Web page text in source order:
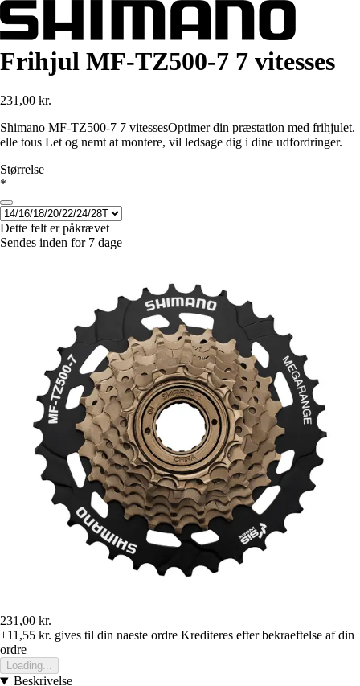
Frihjul MF-TZ500-7 7 vitesses
231,00 kr.
Shimano MF-TZ500-7 7 vitessesOptimer din præstation med frihjulet.
elle tous Let og nemt at montere, vil ledsage dig i dine udfordringer.
Størrelse
*
Dette felt er påkrævet
Sendes inden for 7 dage
231,00 kr.
+11,55 kr. gives til din naeste ordre Krediteres efter bekraeftelse af din
ordre
Loading...
Beskrivelse